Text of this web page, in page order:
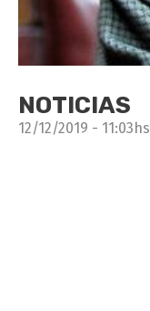
NOTICIAS
12/12/2019 - 11:03hs